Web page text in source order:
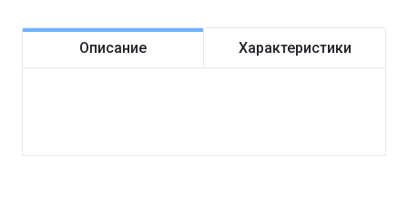
Описание Характеристики